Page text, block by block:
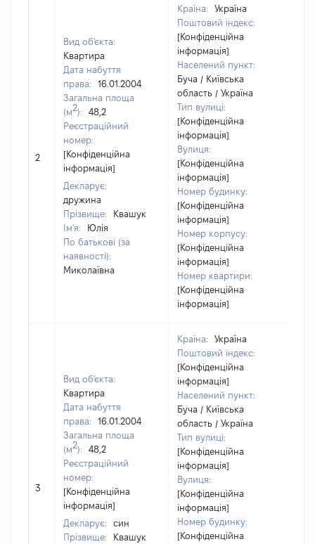
2
Вид об'єкта:
Квартира
Дата набуття
права:
16.01.2004
Загальна площа
(м2):
48,2
Реєстраційний
номер:
[Конфіденційна
інформація]
Декларує:
дружина
Прізвище:
Квашук
Ім'я:
Юлія
По батькові (за
наявності):
Миколаївна
Країна:
Україна
Поштовий індекс:
[Конфіденційна
інформація]
Населений пункт:
Буча / Київська
область / Україна
Тип вулиці:
[Конфіденційна
інформація]
Вулиця:
[Конфіденційна
інформація]
Номер будинку:
[Конфіденційна
інформація]
Номер корпусу:
[Конфіденційна
інформація]
Номер квартири:
[Конфіденційна
інформація]
3
Вид об'єкта:
Квартира
Дата набуття
права:
16.01.2004
Загальна площа
(м2):
48,2
Реєстраційний
номер:
[Конфіденційна
інформація]
Декларує:
син
Прізвище:
Квашук
Країна:
Україна
Поштовий індекс:
[Конфіденційна
інформація]
Населений пункт:
Буча / Київська
область / Україна
Тип вулиці:
[Конфіденційна
інформація]
Вулиця:
[Конфіденційна
інформація]
Номер будинку:
[Конфіденційна